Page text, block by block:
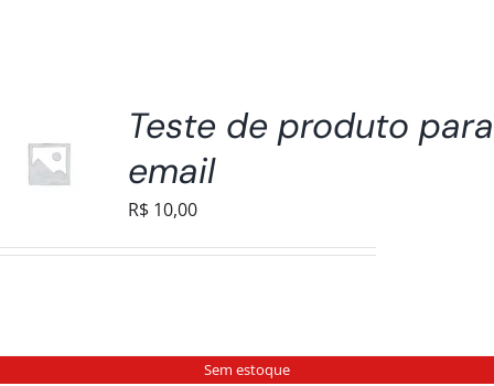
Teste de produto para
email
R$ 10,00
Sem estoque